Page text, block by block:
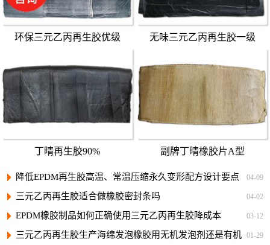
环保三元乙丙再生胶优级 无味三元乙丙再生胶一级
丁晴再生胶90% 副牌丁晴橡胶片A型
04-09
降低EPDM再生胶高温、常温压缩永久变形配方设计要点
04-02
三元乙丙再生胶适合做橡胶密封条吗
03-12
EPDM橡胶制品如何正确使用三元乙丙再生胶降成本
01-29
三元乙丙再生胶生产海绵发泡橡胶用无机发泡剂还是有机